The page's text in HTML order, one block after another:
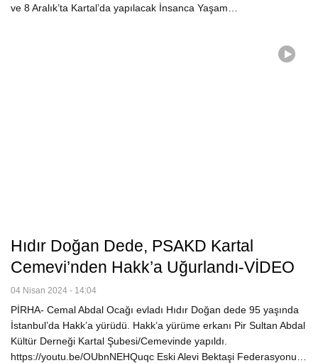
ve 8 Aralık’ta Kartal’da yapılacak İnsanca Yaşam…
Hıdır Doğan Dede, PSAKD Kartal
Cemevi’nden Hakk’a Uğurlandı-VİDEO
04 Nisan 2024 - 14:04
PİRHA- Cemal Abdal Ocağı evladı Hıdır Doğan dede 95 yaşında
İstanbul’da Hakk’a yürüdü. Hakk’a yürüme erkanı Pir Sultan Abdal
Kültür Derneği Kartal Şubesi/Cemevinde yapıldı.
https://youtu.be/OUbnNEHQuqc Eski Alevi Bektaşi Federasyonu…